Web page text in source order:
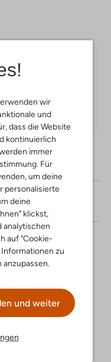
wir
und
dass die Website
kontinuierlich
immer
Für
um deine
personalisierte
deine
klickst,
analytischen
auf "Cookie-
zu
anzupassen.
und weiter
Omoda